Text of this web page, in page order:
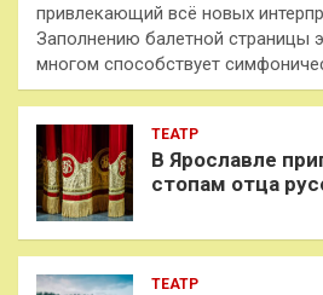
привлекающий всё новых
Заполнению балетной страницы
многом способствует
ТЕАТР
В Ярославле
стопам отца
ТЕАТР